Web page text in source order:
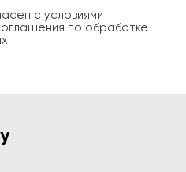
с условиями
по обработке